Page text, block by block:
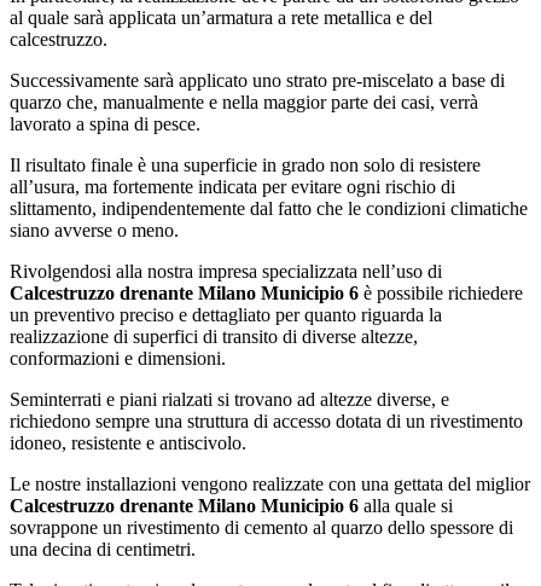
al quale sarà applicata un’armatura a rete metallica e del
calcestruzzo.
Successivamente sarà applicato uno strato pre-miscelato a base di
quarzo che, manualmente e nella maggior parte dei casi, verrà
lavorato a spina di pesce.
Il risultato finale è una superficie in grado non solo di resistere
all’usura, ma fortemente indicata per evitare ogni rischio di
slittamento, indipendentemente dal fatto che le condizioni climatiche
siano avverse o meno.
Rivolgendosi alla nostra impresa specializzata nell’uso di
Calcestruzzo drenante Milano Municipio 6 è possibile richiedere
un preventivo preciso e dettagliato per quanto riguarda la
realizzazione di superfici di transito di diverse altezze,
conformazioni e dimensioni.
Seminterrati e piani rialzati si trovano ad altezze diverse, e
richiedono sempre una struttura di accesso dotata di un rivestimento
idoneo, resistente e antiscivolo.
Le nostre installazioni vengono realizzate con una gettata del miglior
Calcestruzzo drenante Milano Municipio 6 alla quale si
sovrappone un rivestimento di cemento al quarzo dello spessore di
una decina di centimetri.